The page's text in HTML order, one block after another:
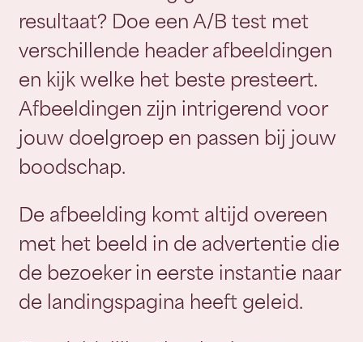
resultaat? Doe een A/B test met
verschillende header afbeeldingen
en kijk welke het beste presteert.
Afbeeldingen zijn intrigerend voor
jouw doelgroep en passen bij jouw
boodschap.
De afbeelding komt altijd overeen
met het beeld in de advertentie die
de bezoeker in eerste instantie naar
de landingspagina heeft geleid.